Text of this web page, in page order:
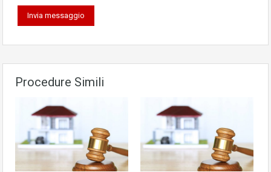
Procedure Simili